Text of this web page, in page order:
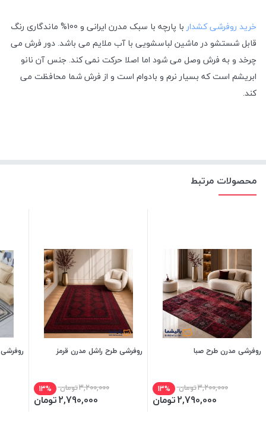
خرید روفرشی کشدار
با پارچه با سبک مدرن ایرانی و 100% ماندگاری رنگ
قابل شستشو در ماشین لباسشویی با آب ملایم می باشد. دور فرش می
چرخد و به فرش وصل می شود اما اصلا حرکت نمی کند. جنس آن نانو
ابریشم است که بسیار نرم و بادوام است و از فرش شما محافظت می
کند.
محصولات مرتبط
روفرشی مدرن طرح صبا
3,200,000تومان 13%
2,790,000تومان
روفرشی طرح راشل مدرن قرمز
3,200,000تومان 13%
2,790,000تومان
روفرشی